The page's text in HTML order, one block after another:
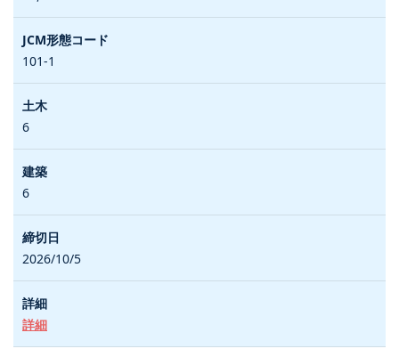
101-1
6
6
2026/10/5
詳細